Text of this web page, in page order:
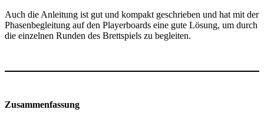
Auch die Anleitung ist gut und kompakt geschrieben und hat mit der
Phasenbegleitung auf den Playerboards eine gute Lösung, um durch
die einzelnen Runden des Brettspiels zu begleiten.
Zusammenfassung